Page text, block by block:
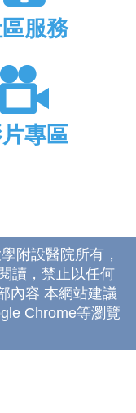
服務
專區
附設醫院所有，
讀，禁止以任何
內容 本網站建議
Chrome等瀏覽